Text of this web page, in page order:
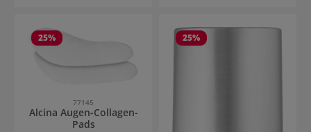
25%
77145
Alcina Augen-Collagen-
Pads
25%